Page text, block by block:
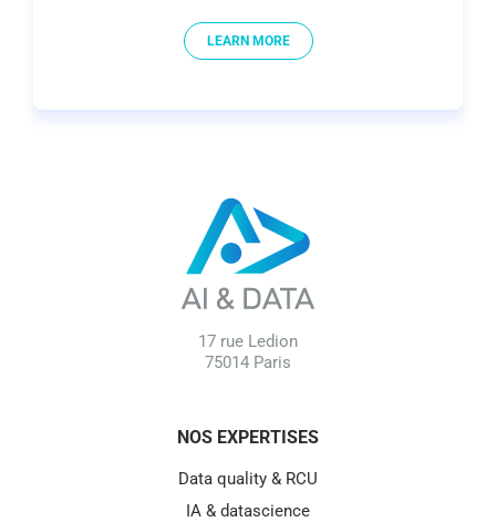
LEARN MORE
17 rue Ledion
75014 Paris
NOS EXPERTISES
Data quality & RCU
IA & datascience